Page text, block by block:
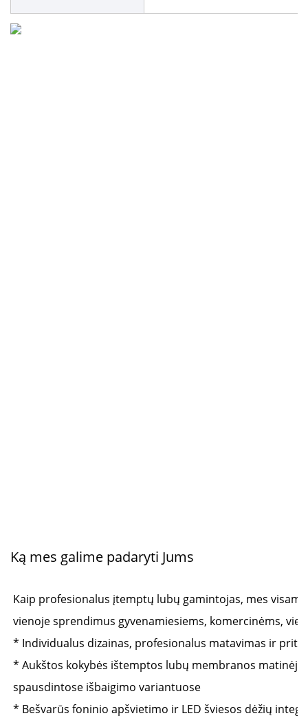
Ką mes galime padaryti Jums
Kaip profesionalus įtemptų lubų gamintojas, mes
vienoje sprendimus gyvenamiesiems, komercinėms,
* Individualus dizainas, profesionalus matavimas ir
* Aukštos kokybės ištemptos lubų membranos
spausdintose išbaigimo variantuose
* Bešvarūs foninio apšvietimo ir LED šviesos dėžių